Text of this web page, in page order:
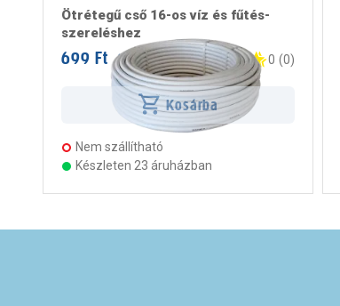
Ötrétegű cső 16-os víz és fűtés-
szereléshez
699 Ft / m 0 (0)
Kosárba
Nem szállítható
Készleten 23 áruházban